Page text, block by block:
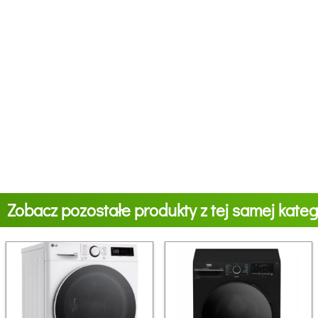
Zobacz pozostałe produkty z tej samej